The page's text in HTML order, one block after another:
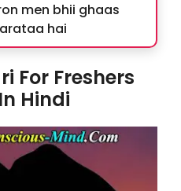
men bhii ghaas
hai
For Freshers
Hindi